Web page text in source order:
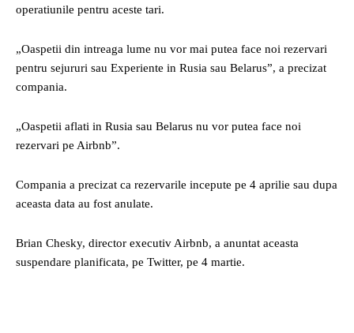
operatiunile pentru aceste tari.
„Oaspetii din intreaga lume nu vor mai putea face noi rezervari
pentru sejururi sau Experiente in Rusia sau Belarus”, a precizat
compania.
„Oaspetii aflati in Rusia sau Belarus nu vor putea face noi
rezervari pe Airbnb”.
Compania a precizat ca rezervarile incepute pe 4 aprilie sau dupa
aceasta data au fost anulate.
Brian Chesky, director executiv Airbnb, a anuntat aceasta
suspendare planificata, pe Twitter, pe 4 martie.